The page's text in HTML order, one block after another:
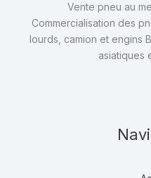
Vente pneu au
Commercialisation des
lourds, camion et engins
asiatiques